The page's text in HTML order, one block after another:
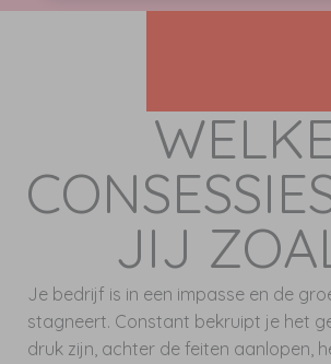
JIJ
Je bedrijf is in een impasse en de
stagneert. Constant bekruipt je het
druk zijn, achter de feiten aanlopen,